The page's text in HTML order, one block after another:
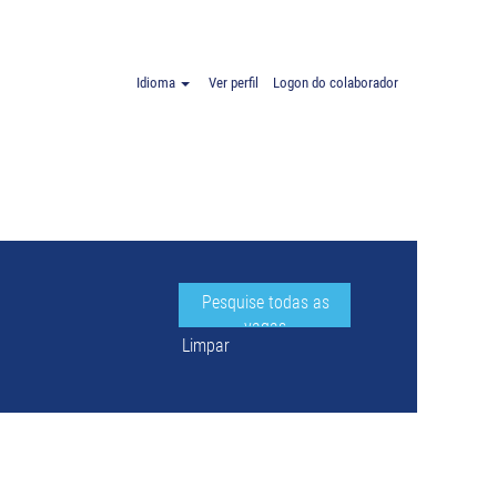
Idioma Ver perfil Logon do colaborador
Limpar